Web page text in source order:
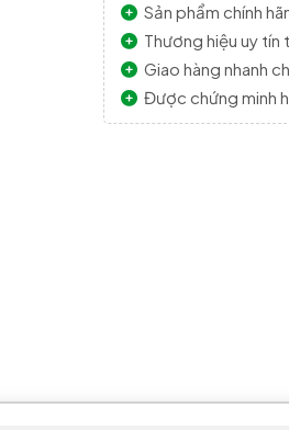
Sản phẩm chính
Thương hiệu uy tín
Giao hàng nhanh
Được chứng minh